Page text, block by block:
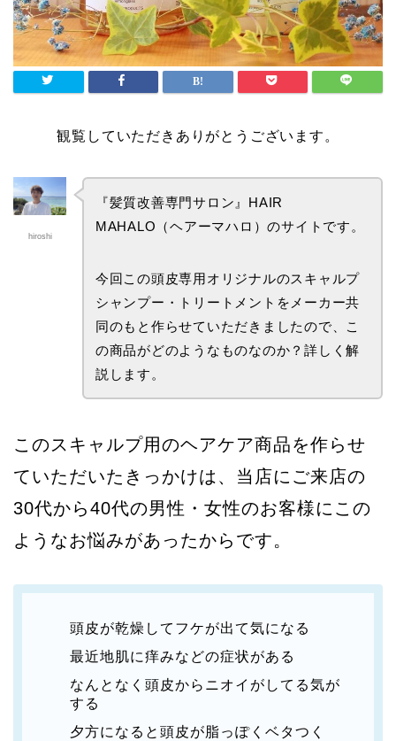
観覧していただきありがとうございます。
hiroshi
『髪質改善専門サロン』 HAIR
MAHALO（ヘアーマハロ）のサイトです。
今回この頭皮専用オリジナルのスキャルプ
シャンプー・トリートメントをメーカー共
同のもと作らせていただきましたので、こ
の商品がどのようなものなのか？詳しく解
説します。
このスキャルプ用のヘアケア商品を作らせ
ていただいたきっかけは、当店にご来店の
30代から40代の男性・女性のお客様にこの
ようなお悩みがあったからです。
頭皮が乾燥してフケが出て気になる
最近地肌に痒みなどの症状がある
なんとなく頭皮からニオイがしてる気が
する
夕方になると頭皮が脂っぽくベタつく